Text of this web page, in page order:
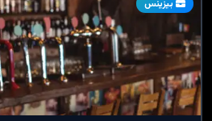
بیزینس